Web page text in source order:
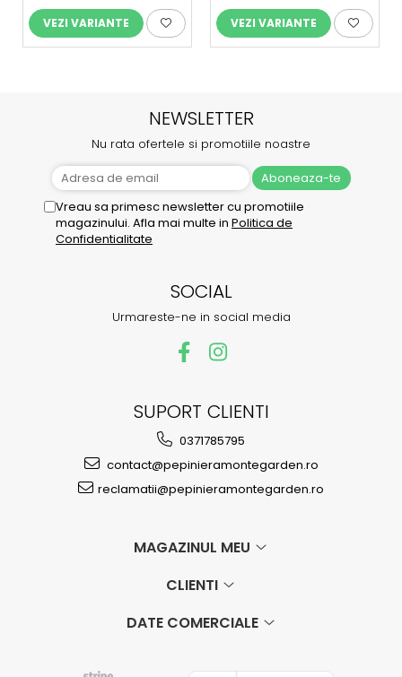
VEZI VARIANTE VEZI VARIANTE
NEWSLETTER
Nu rata ofertele si promotiile noastre
Vreau sa primesc newsletter cu promotiile
magazinului. Afla mai multe in Politica de
Confidentialitate
SOCIAL
Urmareste-ne in social media
SUPORT CLIENTI
0371785795
contact@pepinieramontegarden.ro
reclamatii@pepinieramontegarden.ro
MAGAZINUL MEU
CLIENTI
DATE COMERCIALE